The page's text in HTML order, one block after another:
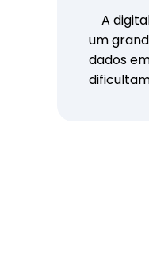
A
um
dados